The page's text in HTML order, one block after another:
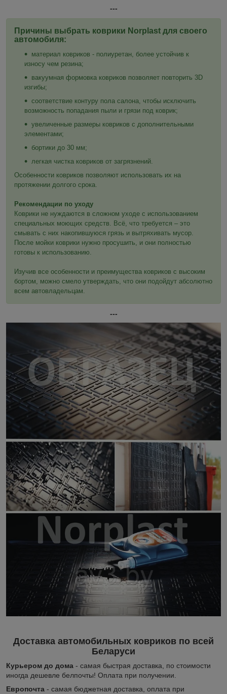
---
Причины выбрать коврики Norplast для своего
автомобиля:
материал ковриков - полиуретан, более устойчив к
износу чем резина;
вакуумная формовка ковриков позволяет повторить 3D
изгибы;
соответствие контуру пола салона, чтобы исключить
возможность попадания пыли и грязи под коврик;
увеличенные размеры ковриков с дополнительными
элементами;
бортики до 30 мм;
легкая чистка ковриков от загрязнений.
Особенности ковриков позволяют использовать их на
протяжении долгого срока.
Рекомендации по уходу
Коврики не нуждаются в сложном уходе с использованием
специальных моющих средств. Всё, что требуется – это
смывать с них накопившуюся грязь и вытряхивать мусор.
После мойки коврики нужно просушить, и они полностью
готовы к использованию.
Изучив все особенности и преимущества ковриков с высоким
бортом, можно смело утверждать, что они подойдут абсолютно
всем автовладельцам.
---
Доставка автомобильных ковриков по всей
Беларуси
Курьером до дома - самая быстрая доставка, по стоимости
иногда дешевле белпочты! Оплата при получении.
Европочта - самая бюджетная доставка, оплата при